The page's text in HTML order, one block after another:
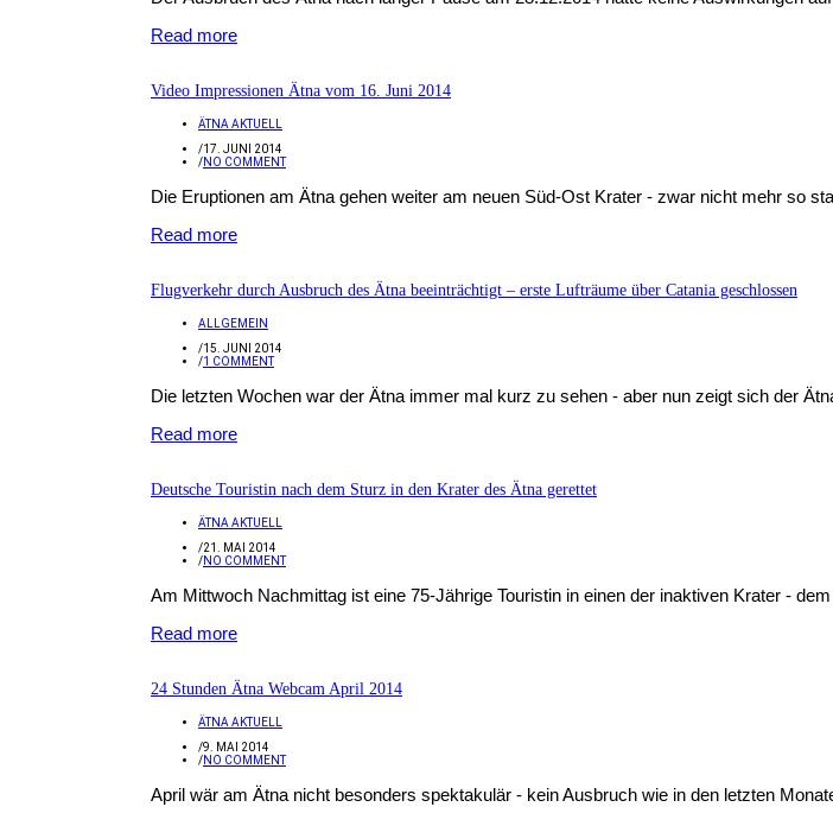
Read more
Video Impressionen Ätna vom 16. Juni 2014
ÄTNA AKTUELL
/17. JUNI 2014
/NO COMMENT
Die Eruptionen am Ätna gehen weiter am neuen Süd-Ost Krater - zwar nicht mehr so
Read more
Flugverkehr durch Ausbruch des Ätna beeinträchtigt – erste Lufträume über Catania geschlossen
ALLGEMEIN
/15. JUNI 2014
/1 COMMENT
Die letzten Wochen war der Ätna immer mal kurz zu sehen - aber nun zeigt sich der
Read more
Deutsche Touristin nach dem Sturz in den Krater des Ätna gerettet
ÄTNA AKTUELL
/21. MAI 2014
/NO COMMENT
Am Mittwoch Nachmittag ist eine 75-Jährige Touristin in einen der inaktiven Krater -
Read more
24 Stunden Ätna Webcam April 2014
ÄTNA AKTUELL
/9. MAI 2014
/NO COMMENT
April wär am Ätna nicht besonders spektakulär - kein Ausbruch wie in den letzten